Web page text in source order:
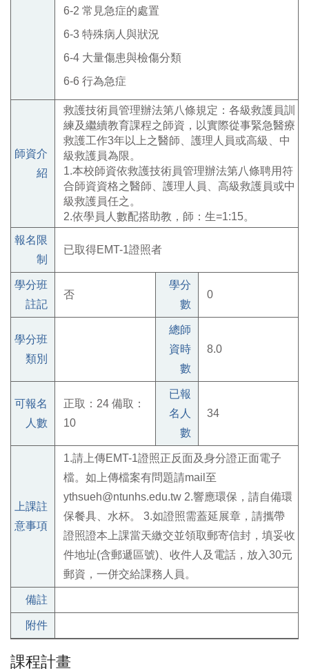
6-2 常見急症的處置
6-3 特殊病人與狀況
6-4 大量傷患與檢傷分類
6-6 行為急症
師資介
紹
救護技術員管理辦法第八條規定：各級救護員訓
練及繼續教育課程之師資，以實際從事緊急醫療
救護工作3年以上之醫師、護理人員或高級、中
級救護員為限。
1.本校師資依救護技術員管理辦法第八條聘用符
合師資資格之醫師、護理人員、高級救護員或中
級救護員任之。
2.依學員人數配搭助教，師：生=1:15。
報名限
制
已取得EMT-1證照者
學分班
註記
否
學分
數
0
學分班
類別
總師
資時
數
8.0
可報名
人數
正取：24 備取：
10
已報
名人
數
34
上課註
意事項
1.請上傳EMT-1證照正反面及身分證正面電子
檔。如上傳檔案有問題請mail至
ythsueh@ntunhs.edu.tw 2.響應環保，請自備環
保餐具、水杯。 3.如證照需蓋延展章，請攜帶
證照證本上課當天繳交並領取郵寄信封，填妥收
件地址(含郵遞區號)、收件人及電話，放入30元
郵資，一併交給課務人員。
備註
附件
課程計畫